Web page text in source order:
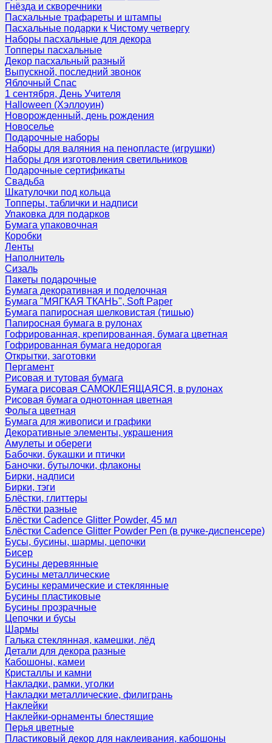
Гнёзда и скворечники
Пасхальные трафареты и штампы
Пасхальные подарки к Чистому четвергу
Наборы пасхальные для декора
Топперы пасхальные
Декор пасхальный разный
Выпускной, последний звонок
Яблочный Спас
1 сентября, День Учителя
Halloween (Хэллоуин)
Новорожденный, день рождения
Новоселье
Подарочные наборы
Наборы для валяния на пенопласте (игрушки)
Наборы для изготовления светильников
Подарочные сертификаты
Свадьба
Шкатулочки под кольца
Топперы, таблички и надписи
Упаковка для подарков
Бумага упаковочная
Коробки
Ленты
Наполнитель
Сизаль
Пакеты подарочные
Бумага декоративная и поделочная
Бумага "МЯГКАЯ ТКАНЬ", Soft Paper
Бумага папиросная шелковистая (тишью)
Папиросная бумага в рулонах
Гофрированная, крепированная, бумага цветная
Гофрированная бумага недорогая
Открытки, заготовки
Пергамент
Рисовая и тутовая бумага
Бумага рисовая САМОКЛЕЯЩАЯСЯ, в рулонах
Рисовая бумага однотонная цветная
Фольга цветная
Бумага для живописи и графики
Декоративные элементы, украшения
Амулеты и обереги
Бабочки, букашки и птички
Баночки, бутылочки, флаконы
Бирки, надписи
Бирки, тэги
Блёстки, глиттеры
Блёстки разные
Блёстки Cadence Glitter Powder, 45 мл
Блёстки Cadence Glitter Powder Pen (в ручке-диспенсере)
Бусы, бусины, шармы, цепочки
Бисер
Бусины деревянные
Бусины металлические
Бусины керамические и стеклянные
Бусины пластиковые
Бусины прозрачные
Цепочки и бусы
Шармы
Галька стеклянная, камешки, лёд
Детали для декора разные
Кабошоны, камеи
Кристаллы и камни
Накладки, рамки, уголки
Накладки металлические, филигрань
Наклейки
Наклейки-орнаменты блестящие
Перья цветные
Пластиковый декор для наклеивания, кабошоны